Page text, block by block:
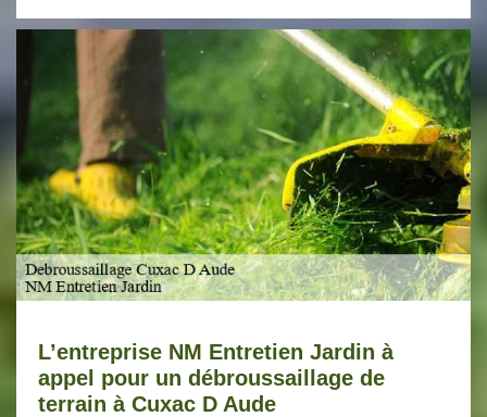
L’entreprise NM Entretien Jardin à
appel pour un débroussaillage de
terrain à Cuxac D Aude